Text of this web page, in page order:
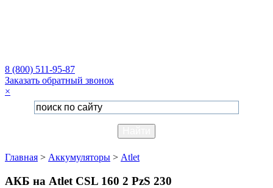
8 (800) 511-95-87
Заказать обратный звонок
×
Главная > Аккумуляторы > Atlet
АКБ на Atlet CSL 160 2 PzS 230